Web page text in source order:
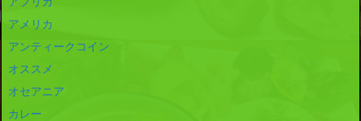
アメリカ
アンティークコイン
オススメ
オセアニア
カレー